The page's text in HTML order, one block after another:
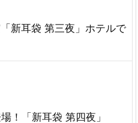
新耳袋 第三夜」ホテルで
！「新耳袋 第四夜」